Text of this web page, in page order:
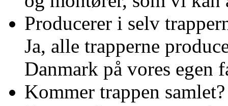
Producerer i selv
Ja, alle trapperne
Danmark på vores
Kommer trappen samlet?